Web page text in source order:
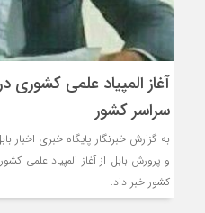
آغاز المپیاد علمی کشوری
سراسر کشور
به گزارش خبرنگار پایگاه خبری
و پرورش بابل از آغاز المپیاد علمی
کشور خبر داد.